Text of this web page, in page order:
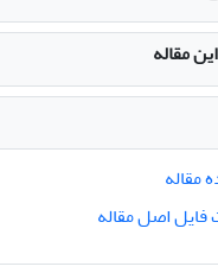
مقاله
مقاله
فایل اصل مقاله